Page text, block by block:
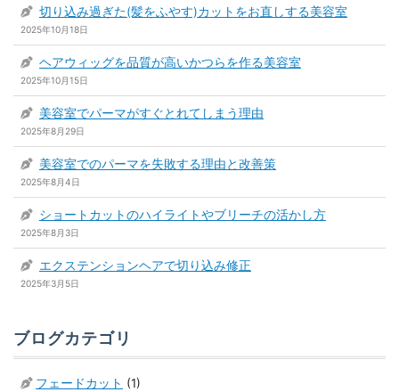
切り込み過ぎた(髪をふやす)カットをお直しする美容室
2025年10月18日
ヘアウィッグを品質が高いかつらを作る美容室
2025年10月15日
美容室でパーマがすぐとれてしまう理由
2025年8月29日
美容室でのパーマを失敗する理由と改善策
2025年8月4日
ショートカットのハイライトやブリーチの活かし方
2025年8月3日
エクステンションヘアで切り込み修正
2025年3月5日
ブログカテゴリ
フェードカット (1)